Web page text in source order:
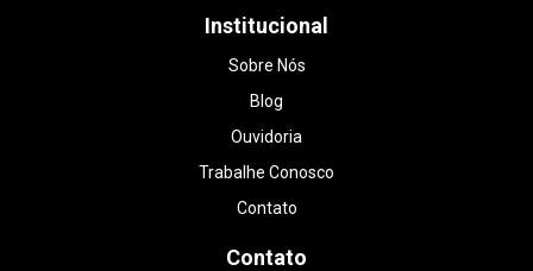
Institucional
Sobre Nós
Blog
Ouvidoria
Trabalhe Conosco
Contato
Contato